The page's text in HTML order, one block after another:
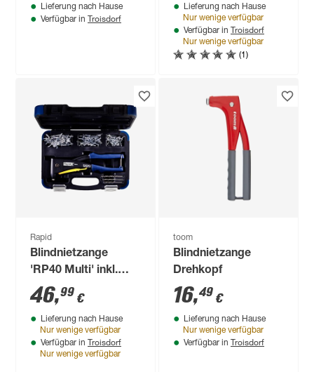
Lieferung nach Hause
Verfügbar in Troisdorf
Lieferung nach Hause
Nur wenige verfügbar
Verfügbar in Troisdorf
Nur wenige verfügbar
(1)
Rapid
Blindnietzange
'RP40 Multi' inkl.
Koffer, für Nieten mit
Ø 3,2 - 4,8 mm
46,99 €
Lieferung nach Hause
Nur wenige verfügbar
Verfügbar in Troisdorf
Nur wenige verfügbar
toom
Blindnietzange
Drehkopf
16,49 €
Lieferung nach Hause
Nur wenige verfügbar
Verfügbar in Troisdorf